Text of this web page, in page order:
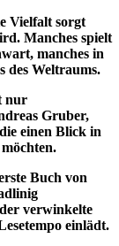
Vielfalt sorgt
Manches spielt
manches in
des Weltraums.
nur
Gruber,
einen Blick in
Buch von
verwinkelte
einlädt.